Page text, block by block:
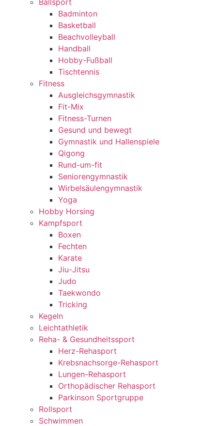
Ballsport
Badminton
Basketball
Beachvolleyball
Handball
Hobby-Fußball
Tischtennis
Fitness
Ausgleichsgymnastik
Fit-Mix
Fitness-Turnen
Gesund und bewegt
Gymnastik und Hallenspiele
Qigong
Rund-um-fit
Seniorengymnastik
Wirbelsäulengymnastik
Yoga
Hobby Horsing
Kampfsport
Boxen
Fechten
Karate
Jiu-Jitsu
Judo
Taekwondo
Tricking
Kegeln
Leichtathletik
Reha- & Gesundheitssport
Herz-Rehasport
Krebsnachsorge-Rehasport
Lungen-Rehasport
Orthopädischer Rehasport
Parkinson Sportgruppe
Rollsport
Schwimmen